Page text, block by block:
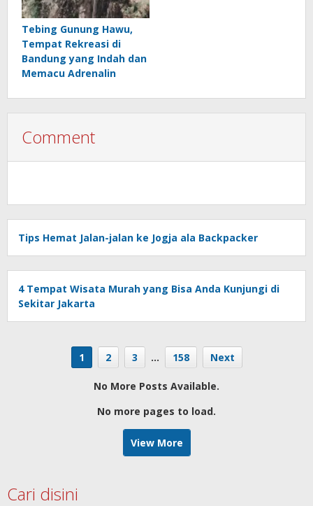
Tebing Gunung Hawu,
Tempat Rekreasi di
Bandung yang Indah dan
Memacu Adrenalin
Comment
Tips Hemat Jalan-jalan ke Jogja ala Backpacker
4 Tempat Wisata Murah yang Bisa Anda Kunjungi di
Sekitar Jakarta
1 2 3 … 158 Next
No More Posts Available.
No more pages to load.
View More
Cari disini